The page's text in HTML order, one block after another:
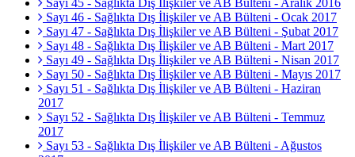
Sayı 45 - Sağlıkta Dış İlişkiler ve AB Bülteni - Aralık 2016
Sayı 46 - Sağlıkta Dış İlişkiler ve AB Bülteni - Ocak 2017
Sayı 47 - Sağlıkta Dış İlişkiler ve AB Bülteni - Şubat 2017
Sayı 48 - Sağlıkta Dış İlişkiler ve AB Bülteni - Mart 2017
Sayı 49 - Sağlıkta Dış İlişkiler ve AB Bülteni - Nisan 2017
Sayı 50 - Sağlıkta Dış İlişkiler ve AB Bülteni - Mayıs 2017
Sayı 51 - Sağlıkta Dış İlişkiler ve AB Bülteni - Haziran
2017
Sayı 52 - Sağlıkta Dış İlişkiler ve AB Bülteni - Temmuz
2017
Sayı 53 - Sağlıkta Dış İlişkiler ve AB Bülteni - Ağustos